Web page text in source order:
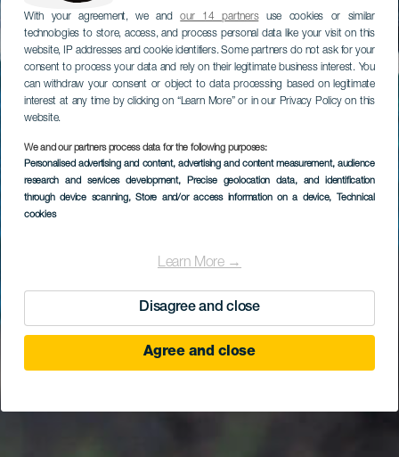
With your agreement, we andour 14 partnersuse cookies or similar
technologies to store, access, and process personal data like your visit on this
website, IP addresses and cookie identifiers. Some partners do not ask for your
consent to process your data and rely on their legitimate business interest. You
can withdraw your consent or object to data processing based on legitimate
interest at any time by clicking on “Learn More” or in our Privacy Policy on this
website.
We and our partners process data for the following purposes:
Personalised advertising and content, advertising and content measurement, audience
research and services development, Precise geolocation data, and identification
through device scanning, Store and/or access information on a device, Technical
cookies
Learn More →
Disagree and close
Agree and close